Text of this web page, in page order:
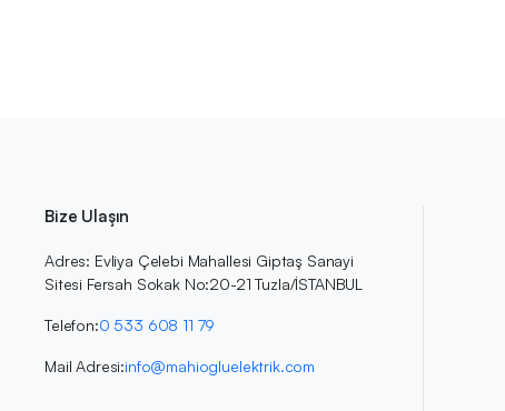
Bize Ulaşın
Adres: Evliya Çelebi Mahallesi Giptaş Sanayi
Sitesi Fersah Sokak No:20-21 Tuzla/İSTANBUL
Telefon:0 533 608 11 79
Mail Adresi:info@mahiogluelektrik.com